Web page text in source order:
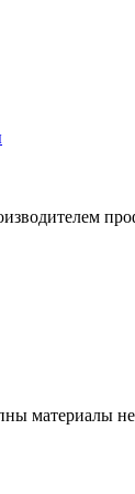
материалы